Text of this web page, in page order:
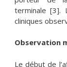
terminale [3].
cliniques
Observation
Le début de